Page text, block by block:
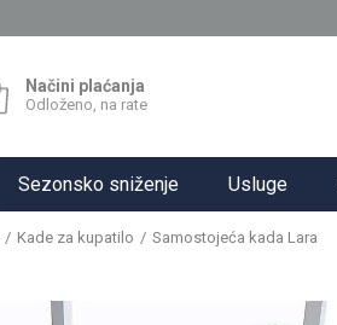
Načini plaćanja
Odloženo, na rate
Sezonsko sniženje Usluge
Kade za kupatilo Samostojeća kada Lara